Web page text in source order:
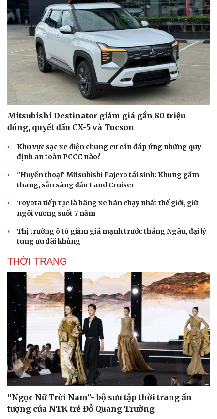
Sức khỏe
Dinh dưỡng - món ngon
Cây thuốc
Sản phụ khoa
Nhi khoa
Nam khoa
Làm đẹp - giảm cân
Phòng mạch online
Ăn sạch sống khỏe
Đời sống
Nhà đẹp
Blog
Tình yêu - Gia đình
Mitsubishi Destinator giảm giá gần 80 triệu
đồng, quyết đấu CX-5 và Tucson
Khu vực sạc xe điện chung cư cần đáp ứng những quy
định an toàn PCCC nào?
"Huyền thoại" Mitsubishi Pajero tái sinh: Khung gầm
thang, sẵn sàng đấu Land Cruiser
Toyota tiếp tục là hãng xe bán chạy nhất thế giới, giữ
ngôi vương suốt 7 năm
Thị trường ô tô giảm giá mạnh trước tháng Ngâu, đại lý
tung ưu đãi khủng
THỜI TRANG
“Ngọc Nữ Trời Nam”- bộ sưu tập thời trang ấn
tượng của NTK trẻ Đỗ Quang Trường